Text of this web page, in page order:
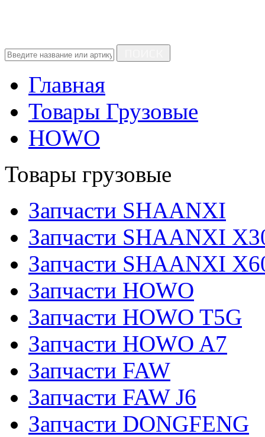
Главная
Товары Грузовые
HOWO
Товары грузовые
Запчасти SHAANXI
Запчасти SHAANXI
Запчасти SHAANXI
Запчасти HOWO
Запчасти HOWO T5G
Запчасти HOWO A7
Запчасти FAW
Запчасти FAW J6
Запчасти DONGFENG